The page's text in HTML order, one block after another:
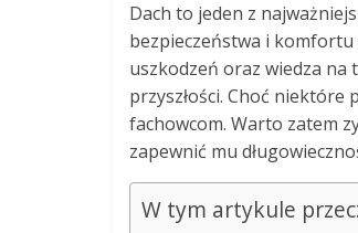
Dach to jeden z
bezpieczeństwa i
uszkodzeń oraz wiedza na
przyszłości. Choć niektóre
fachowcom. Warto zatem
zapewnić mu
W tym artykule